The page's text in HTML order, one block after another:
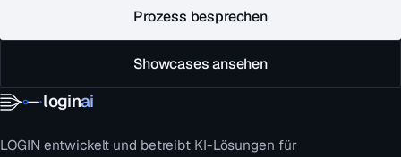
Prozess besprechen
Showcases ansehen
loginai
LOGIN entwickelt und betreibt KI-Lösungen für